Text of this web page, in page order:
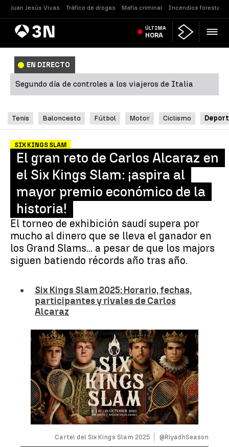
Juan Jesús Vivas Tráfico de drogas Mafia criminal Incendios forestales
AntenaNoticias ÚLTIMA
HORA
EN DIRECTO
Segundo día de controles a los viajeros de Italia
Tenis Baloncesto Fútbol Motor Ciclismo
SIX KINGS SLAM
El gran reto de Carlos Alcaraz en
el Six Kings Slam: ¡aspira al
mayor premio económico de la
historia!
El torneo de exhibición saudí supera por
mucho al dinero que se lleva el ganador en
los Grand Slams... a pesar de que los majors
siguen batiendo récords año tras año.
Six Kings Slam 2025: Horario, fechas,
participantes y rivales de Carlos
Alcaraz
Cartel del Six Kings Slam 2025 @RiyadhSeason